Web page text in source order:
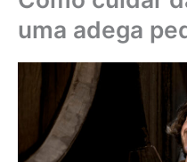
uma adega